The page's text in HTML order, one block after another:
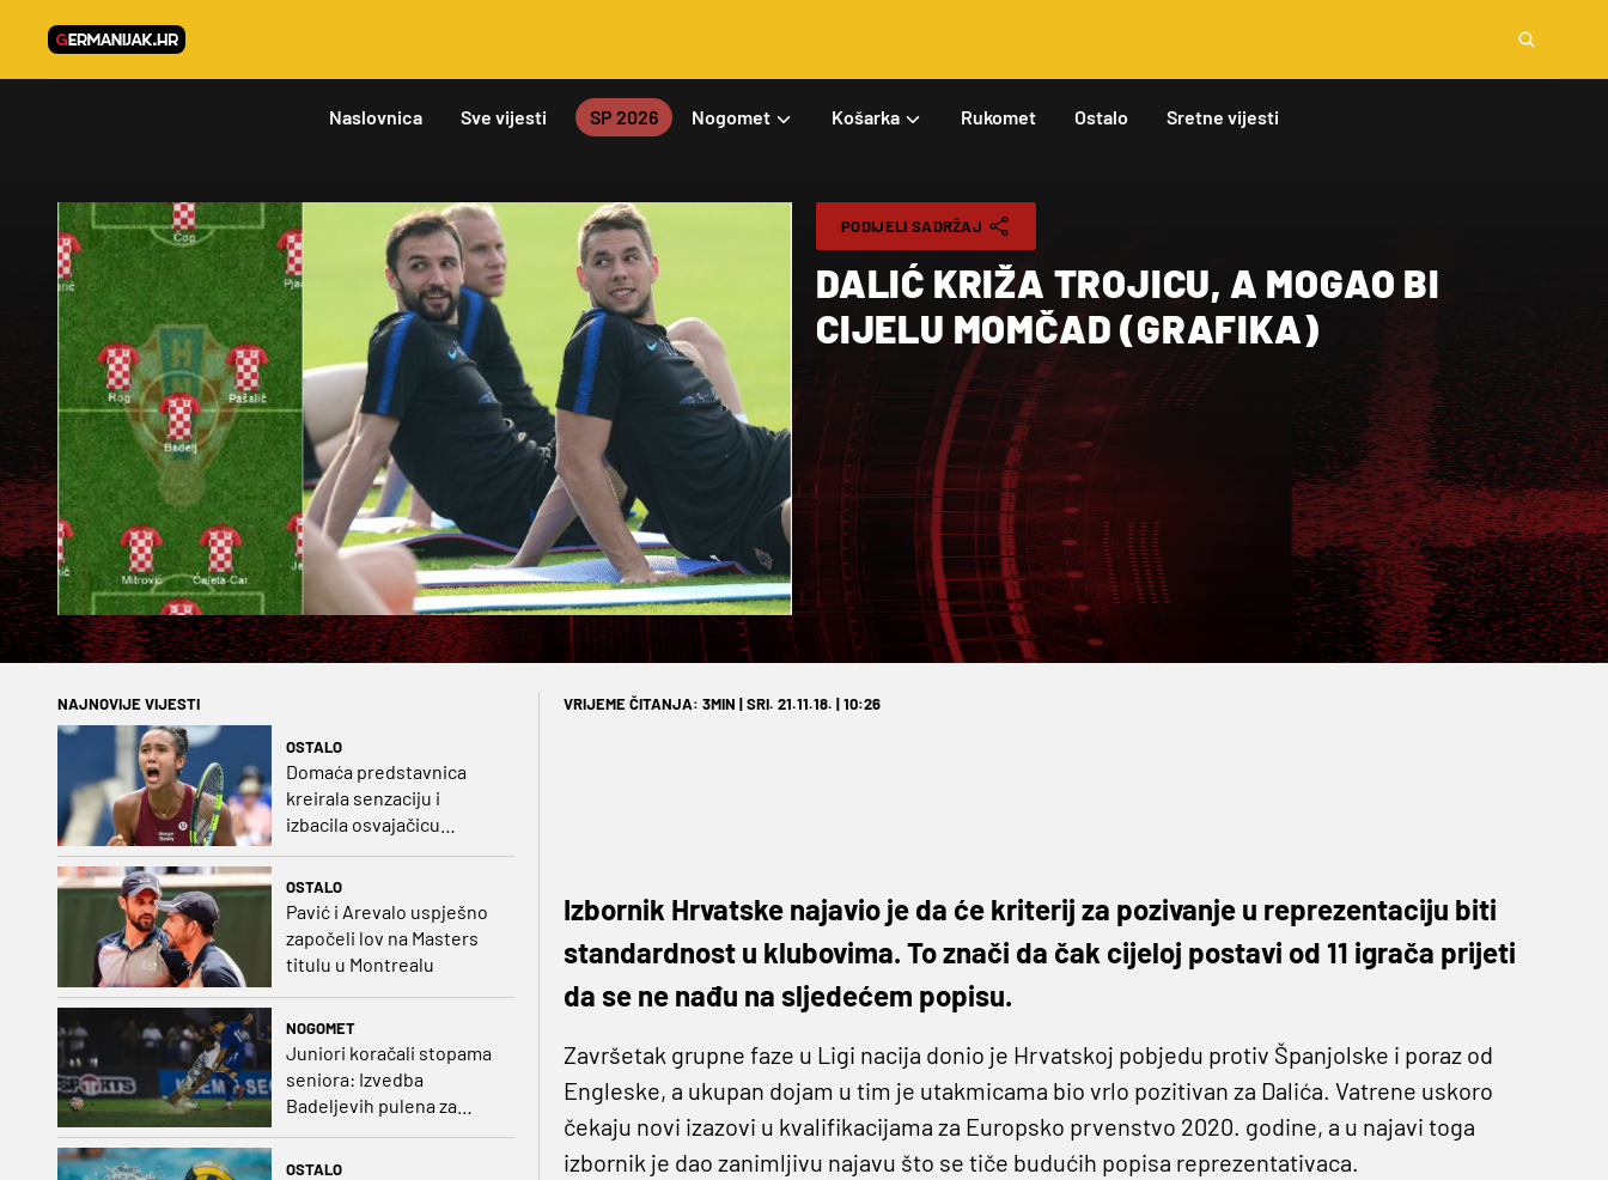
Naslovnica Sve vijesti SP 2026 Nogomet Košarka Rukomet Ostalo Sretne vijesti
PODIJELI SADRŽAJ
DALIĆ KRIŽA TROJICU, A MOGAO BI
CIJELU MOMČAD (GRAFIKA)
NAJNOVIJE VIJESTI
OSTALO
Domaća predstavnica
kreirala senzaciju i
izbacila osvajačicu
OSTALO
Pavić i Arevalo uspješno
započeli lov na Masters
titulu u Montrealu
NOGOMET
Juniori koračali stopama
seniora: Izvedba
Badeljevih pulena za
čistu peticu protiv
OSTALO
VRIJEME ČITANJA: 3MIN | SRI. 21.11.18. | 10:26
Izbornik Hrvatske najavio je da će kriterij za pozivanje u reprezentaciju biti
standardnost u klubovima. To znači da čak cijeloj postavi od 11 igrača prijeti
da se ne nađu na sljedećem popisu.
Završetak grupne faze u Ligi nacija donio je Hrvatskoj pobjedu protiv Španjolske i poraz od
Engleske, a ukupan dojam u tim je utakmicama bio vrlo pozitivan za Dalića. Vatrene uskoro
čekaju novi izazovi u kvalifikacijama za Europsko prvenstvo 2020. godine, a u najavi toga
izbornik je dao zanimljivu najavu što se tiče budućih popisa reprezentativaca.